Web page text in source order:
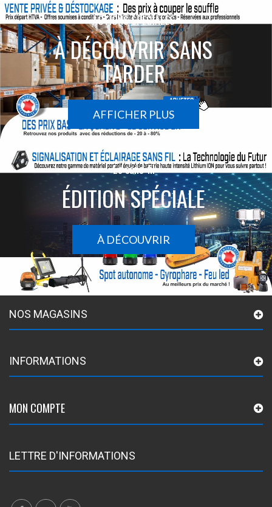
ACTIONS SPÉCIALES
À DÉCOUVRIR SANS
TARDER
AFFICHER PLUS
Le sans-fil
ÉDITION SPÉCIALE
À DÉCOUVRIR
NOS MAGASINS
INFORMATIONS
MON COMPTE
LETTRE D'INFORMATIONS